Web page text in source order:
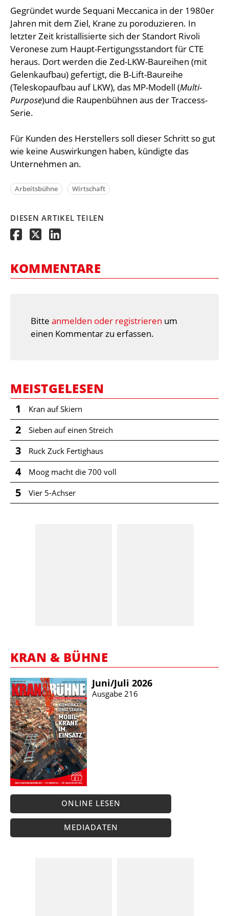
Gegründet wurde Sequani Meccanica in der 1980er
Jahren mit dem Ziel, Krane zu poroduzieren. In
letzter Zeit kristallisierte sich der Standort Rivoli
Veronese zum Haupt-Fertigungsstandort für CTE
heraus. Dort werden die Zed-LKW-Baureihen (mit
Gelenkaufbau) gefertigt, die B-Lift-Baureihe
(Teleskopaufbau auf LKW), das MP-Modell (Multi-
Purpose)und die Raupenbühnen aus der Traccess-
Serie.
Für Kunden des Herstellers soll dieser Schritt so gut
wie keine Auswirkungen haben, kündigte das
Unternehmen an.
Arbeitsbühne Wirtschaft
DIESEN ARTIKEL TEILEN
KOMMENTARE
Bitte anmelden oder registrieren um
einen Kommentar zu erfassen.
MEISTGELESEN
1 Kran auf Skiern
2 Sieben auf einen Streich
3 Ruck Zuck Fertighaus
4 Moog macht die 700 voll
5 Vier 5-Achser
KRAN & BÜHNE
Juni/​Juli 2026
Ausgabe 216
ONLINE LESEN
MEDIADATEN